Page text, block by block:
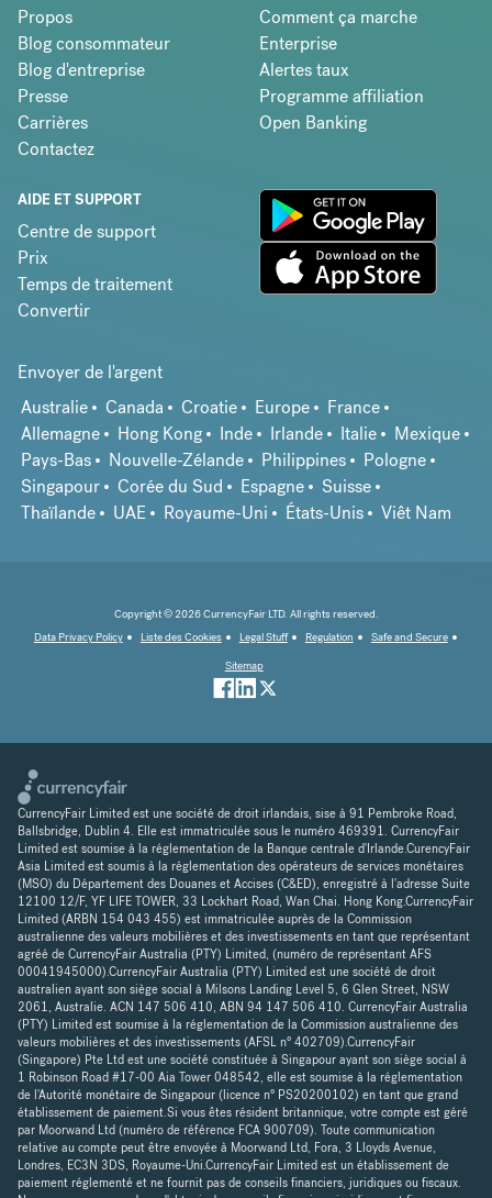
Propos
Blog consommateur
Blog d'entreprise
Presse
Carrières
Contactez
Comment ça marche
Enterprise
Alertes taux
Programme affiliation
Open Banking
AIDE ET SUPPORT
Centre de support
Prix
Temps de traitement
Convertir
Envoyer de l'argent
Australie
Canada Croatie Europe
France
Allemagne
Hong Kong Inde Irlande Italie
Mexique
Pays-Bas
Nouvelle-Zélande Philippines
Pologne
Singapour
Corée du Sud Espagne
Suisse
Thaïlande
UAE Royaume-Uni États-Unis Viêt Nam
Copyright © 2026 CurrencyFair LTD. All rights reserved.
Data Privacy Policy
Liste des Cookies Legal Stuff Regulation
Safe and Secure
Sitemap
CurrencyFair Limited est une société de droit irlandais, sise à 91 Pembroke Road,
Ballsbridge, Dublin 4. Elle est immatriculée sous le numéro 469391. CurrencyFair
Limited est soumise à la réglementation de la Banque centrale d'Irlande.CurencyFair
Asia Limited est soumis à la réglementation des opérateurs de services monétaires
(MSO) du Département des Douanes et Accises (C&ED), enregistré à l'adresse Suite
12100 12/F, YF LIFE TOWER, 33 Lockhart Road, Wan Chai. Hong Kong.CurrencyFair
Limited (ARBN 154 043 455) est immatriculée auprès de la Commission
australienne des valeurs mobilières et des investissements en tant que représentant
agréé de CurrencyFair Australia (PTY) Limited, (numéro de représentant AFS
00041945000).CurrencyFair Australia (PTY) Limited est une société de droit
australien ayant son siège social à Milsons Landing Level 5, 6 Glen Street, NSW
2061, Australie. ACN 147 506 410, ABN 94 147 506 410. CurrencyFair Australia
(PTY) Limited est soumise à la réglementation de la Commission australienne des
valeurs mobilières et des investissements (AFSL n° 402709).CurrencyFair
(Singapore) Pte Ltd est une société constituée à Singapour ayant son siège social à
1 Robinson Road #17-00 Aia Tower 048542, elle est soumise à la réglementation
de l'Autorité monétaire de Singapour (licence n° PS20200102) en tant que grand
établissement de paiement.Si vous êtes résident britannique, votre compte est géré
par Moorwand Ltd (numéro de référence FCA 900709). Toute communication
relative au compte peut être envoyée à Moorwand Ltd, Fora, 3 Lloyds Avenue,
Londres, EC3N 3DS, Royaume-Uni.CurrencyFair Limited est un établissement de
paiement réglementé et ne fournit pas de conseils financiers, juridiques ou fiscaux.